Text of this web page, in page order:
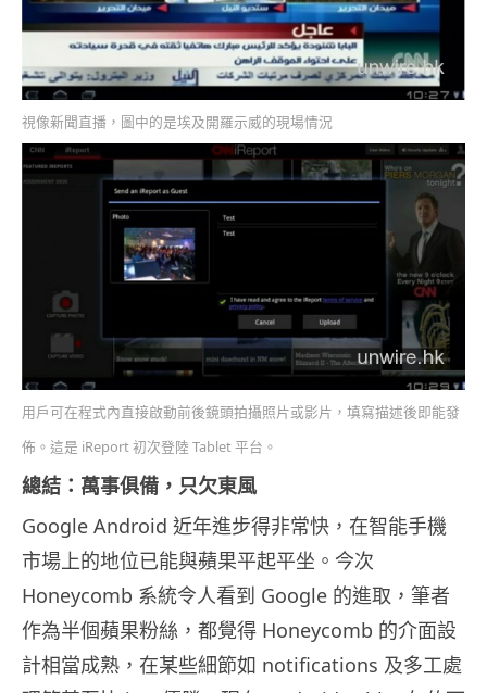
視像新聞直播，圖中的是埃及開羅示威的現場情況
用戶可在程式內直接啟動前後鏡頭拍攝照片或影片，填寫描述後即能發
佈。這是 iReport 初次登陸 Tablet 平台。
總結：萬事俱備，只欠東風
Google Android 近年進步得非常快，在智能手機
市場上的地位已能與蘋果平起平坐。今次
Honeycomb 系統令人看到 Google 的進取，筆者
作為半個蘋果粉絲，都覺得 Honeycomb 的介面設
計相當成熟，在某些細節如 notifications 及多工處